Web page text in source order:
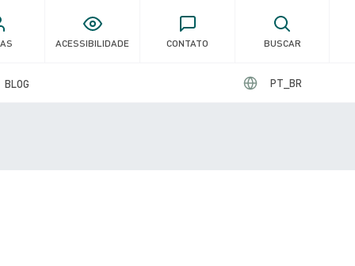
ACESSIBILIDADE CONTATO BUSCAR
BLOG PT_BR